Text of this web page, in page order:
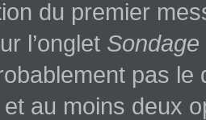
du premier
l’onglet Sondage
pas
au moins deux